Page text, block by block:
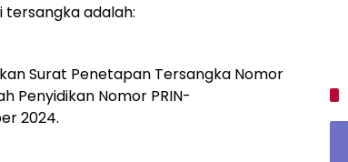
adalah:
Surat Penetapan Tersangka Nomor
Penyidikan Nomor PRIN-
2024.